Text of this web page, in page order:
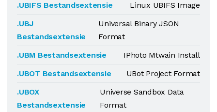
.UBIFS Bestandsextensie
Linux UBIFS Image
.UBJ
Bestandsextensie
Universal Binary JSON
Format
.UBM Bestandsextensie
IPhoto Mtwain Install
.UBOT Bestandsextensie
UBot Project Format
.UBOX
Bestandsextensie
Universe Sandbox Data
Format